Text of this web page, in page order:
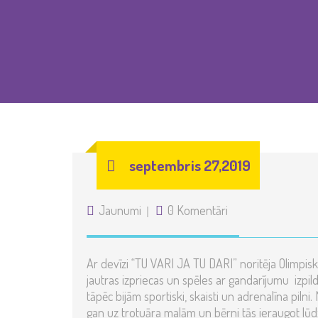
septembris 27,2019
Jaunumi 0 Komentāri
Ar devīzi “TU VARI JA TU DARI” noritēja
jautras izpriecas un spēles ar gandarījumu
tāpēc bijām sportiski, skaisti un adrenalīna
gan uz trotuāra malām un bērni tās ieraugot